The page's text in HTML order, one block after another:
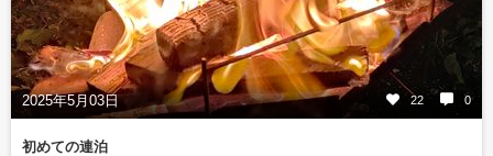
2025年5月03日 22 0
初めての連泊